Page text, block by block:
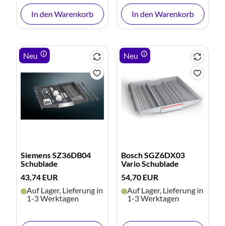
In den Warenkorb In den Warenkorb
Siemens SZ36DB04
Schublade
43,74 EUR
Auf Lager, Lieferung in
1-3 Werktagen
Neu
Bosch SGZ6DX03
Vario Schublade
54,70 EUR
Auf Lager, Lieferung in
1-3 Werktagen
Neu